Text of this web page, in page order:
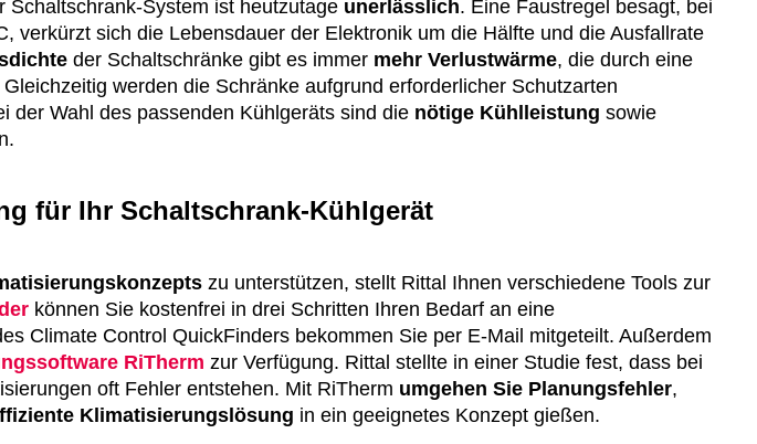
Schaltschrank-System ist heutzutage unerlässlich. Eine Faustregel besagt, bei
verkürzt sich die Lebensdauer der Elektronik um die Hälfte und die Ausfallrate
der Schaltschränke gibt es immer mehr Verlustwärme, die durch eine
werden die Schränke aufgrund erforderlicher Schutzarten
der Wahl des passenden Kühlgeräts sind die nötige Kühlleistung sowie
für Ihr Schaltschrank-Kühlgerät
zu unterstützen, stellt Rittal Ihnen verschiedene Tools zur
können Sie kostenfrei in drei Schritten Ihren Bedarf an eine
Climate Control QuickFinders bekommen Sie per E-Mail mitgeteilt. Außerdem
RiTherm zur Verfügung. Rittal stellte in einer Studie fest, dass bei
oft Fehler entstehen. Mit RiTherm umgehen Sie Planungsfehler,
Klimatisierungslösung in ein geeignetes Konzept gießen.